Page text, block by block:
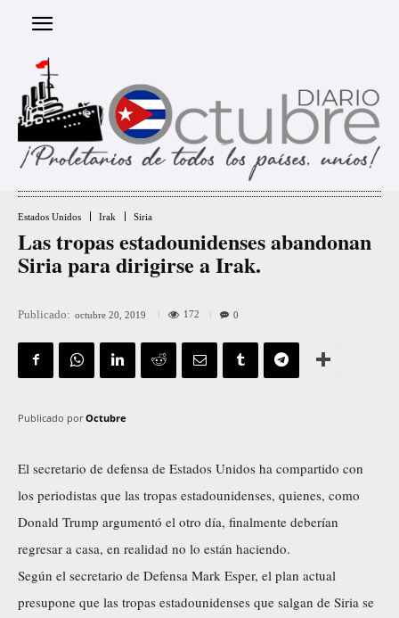
Estados Unidos Irak Siria
Las tropas estadounidenses abandonan
Siria para dirigirse a Irak.
Publicado: octubre 20, 2019 172 0
Publicado por Octubre
El secretario de defensa de Estados Unidos ha compartido con
los periodistas que las tropas estadounidenses, quienes, como
Donald Trump argumentó el otro día, finalmente deberían
regresar a casa, en realidad no lo están haciendo.
Según el secretario de Defensa Mark Esper, el plan actual
presupone que las tropas estadounidenses que salgan de Siria se